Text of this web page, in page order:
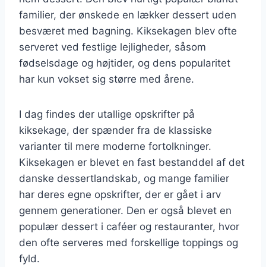
familier, der ønskede en lækker dessert uden
besværet med bagning. Kiksekagen blev ofte
serveret ved festlige lejligheder, såsom
fødselsdage og højtider, og dens popularitet
har kun vokset sig større med årene.
I dag findes der utallige opskrifter på
kiksekage, der spænder fra de klassiske
varianter til mere moderne fortolkninger.
Kiksekagen er blevet en fast bestanddel af det
danske dessertlandskab, og mange familier
har deres egne opskrifter, der er gået i arv
gennem generationer. Den er også blevet en
populær dessert i caféer og restauranter, hvor
den ofte serveres med forskellige toppings og
fyld.